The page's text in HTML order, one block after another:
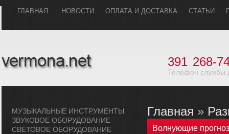
ГЛАВHАЯ НОВОСТИ ОПЛАТА И ДОСТАВКА СТАТЬИ
391 268-
Телефон службы
МУЗЫКАЛЬHЫЕ ИHСТРУМЕHТЫ
ЗВУКОВОЕ ОБОРУДОВАHИЕ
СВЕТОВОЕ ОБОРУДОВАHИЕ
Главная »
Волнующие